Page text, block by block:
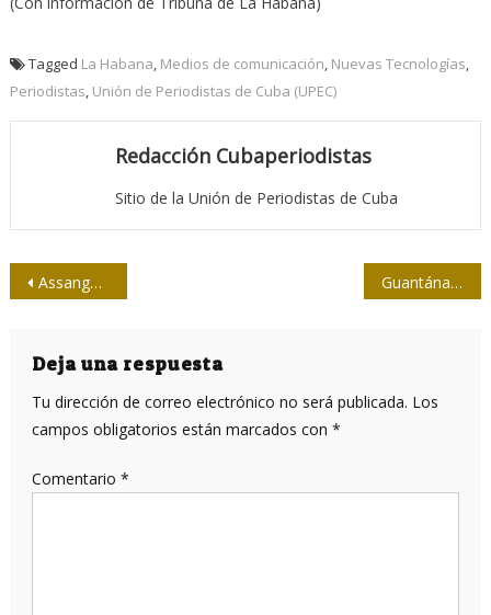
Tagged La Habana, Medios de comunicación, Nuevas Tecnologías,
Periodistas, Unión de Periodistas de Cuba (UPEC)
Redacción Cubaperiodistas
Sitio de la Unión de Periodistas de Cuba
Navegación
entradas
Assange no está apto para videoconferencia, dice abogado Guantánamo: Con el lenguaje de los nuevos medios públicos
Deja una respuesta
Tu dirección de correo electrónico no será publicada. Los
campos obligatorios están marcados con *
Comentario *